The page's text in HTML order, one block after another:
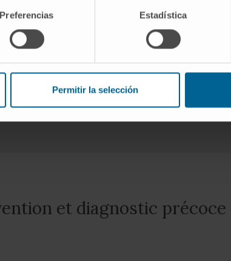
Preferencias Estadística
Permitir la selección
PLUS D’INFORMATIONS SUR CE PROGRAMME
et diagnostic précoce